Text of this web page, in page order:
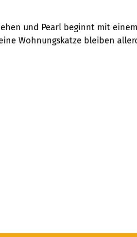
und Pearl beginnt mit
Wohnungskatze bleiben